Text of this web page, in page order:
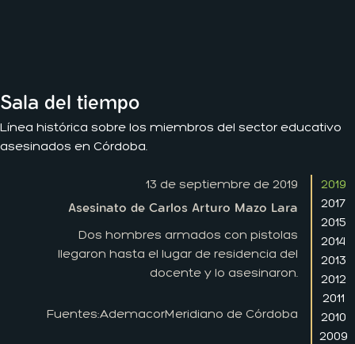
Sala del tiempo
Línea histórica sobre los miembros del sector educativo
asesinados en Córdoba.
13 de septiembre de 2019
Asesinato de Carlos Arturo Mazo Lara
Dos hombres armados con pistolas
llegaron hasta el lugar de residencia del
docente y lo asesinaron.
Fuentes:AdemacorMeridiano de Córdoba
2019
2017
2015
2014
2013
2012
2011
2010
2009